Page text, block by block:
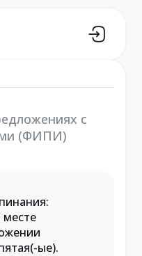
с
(ФИПИ)
месте
ые).